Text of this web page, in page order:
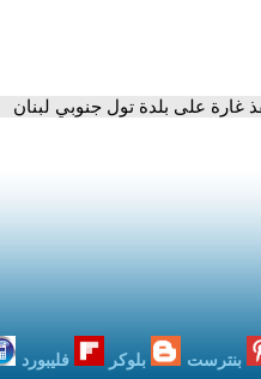
غارة على بلدة تول جنوبي لبنان
بنترست بلوكر فليبورد